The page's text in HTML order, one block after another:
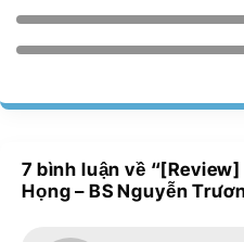
7 bình luận về “
Họng – BS Nguyễn